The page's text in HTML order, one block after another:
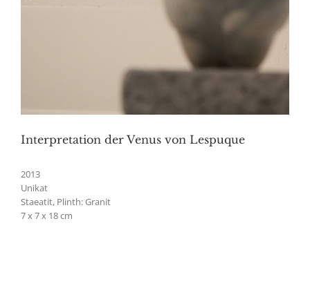
Interpretation der Venus von Lespuque
2013
Unikat
Staeatit, Plinth: Granit
7 x 7 x 18 cm